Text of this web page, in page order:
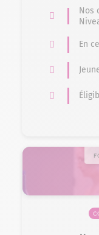
Nos
En